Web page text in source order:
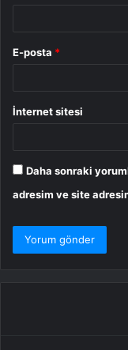
E-posta *
İnternet sitesi
Daha sonraki
adresim ve site